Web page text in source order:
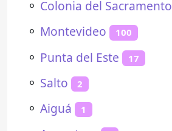
⚬ Colonia del Sacramento
⚬ Montevideo 100
⚬ Punta del Este 17
⚬ Salto 2
⚬ Aiguá 1